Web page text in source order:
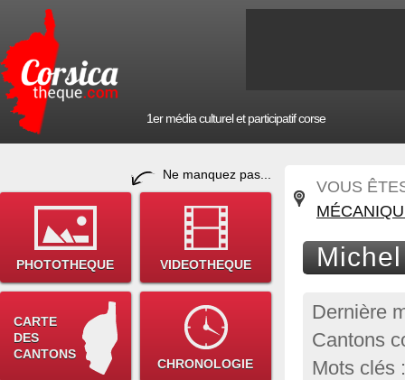
1er média culturel et participatif corse
Ne manquez pas...
PHOTOTHEQUE VIDEOTHEQUE
CARTE
DES
CANTONS
CHRONOLOGIE
VOUS
Dernière
Cantons
Mots clés